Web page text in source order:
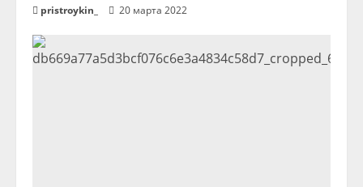
pristroykin_ 20 марта 2022